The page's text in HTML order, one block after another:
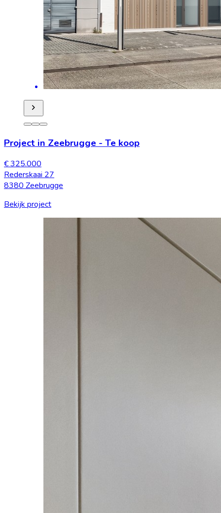
Project in Zeebrugge - Te koop
€ 325.000
Rederskaai 27
8380 Zeebrugge
Bekijk project